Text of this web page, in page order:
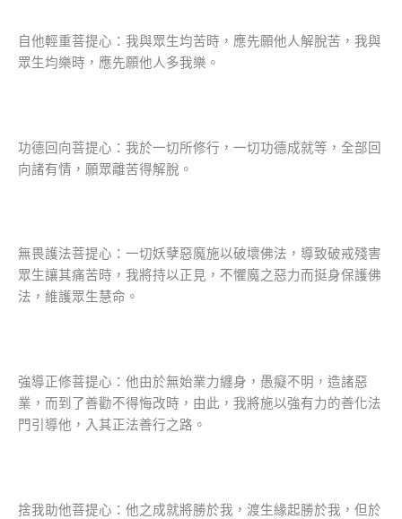
自他輕重菩提心：我與眾生均苦時，應先願他人解脫苦，我與
眾生均樂時，應先願他人多我樂。
功德回向菩提心：我於一切所修行，一切功德成就等，全部回
向諸有情，願眾離苦得解脫。
無畏護法菩提心：一切妖孽惡魔施以破壞佛法，導致破戒殘害
眾生讓其痛苦時，我將持以正見，不懼魔之惡力而挺身保護佛
法，維護眾生慧命。
強導正修菩提心：他由於無始業力纏身，愚癡不明，造諸惡
業，而到了善勸不得悔改時，由此，我將施以強有力的善化法
門引導他，入其正法善行之路。
捨我助他菩提心：他之成就將勝於我，渡生緣起勝於我，但於